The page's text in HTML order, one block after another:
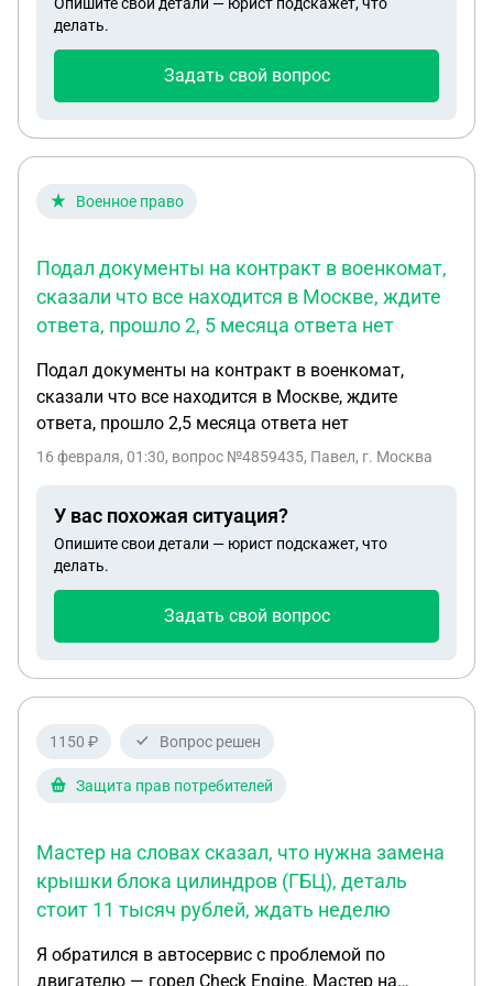
долга им? Что делать? Чего ждать?
делать.
Задать свой вопрос
Военное право
Подал документы на контракт в военкомат,
сказали что все находится в Москве, ждите
ответа, прошло 2, 5 месяца ответа нет
Подал документы на контракт в военкомат,
сказали что все находится в Москве, ждите
ответа, прошло 2,5 месяца ответа нет
16 февраля, 01:30, вопрос №4859435, Павел, г. Москва
У вас похожая ситуация?
Опишите свои детали — юрист подскажет, что
делать.
Задать свой вопрос
1150 ₽ Вопрос решен
Защита прав потребителей
Мастер на словах сказал, что нужна замена
крышки блока цилиндров (ГБЦ), деталь
стоит 11 тысяч рублей, ждать неделю
Я обратился в автосервис с проблемой по
двигателю — горел Check Engine. Мастер на